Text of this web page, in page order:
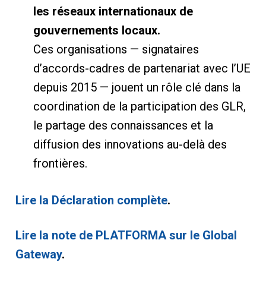
les réseaux internationaux de
gouvernements locaux.
Ces organisations — signataires
d’accords-cadres de partenariat avec l’UE
depuis 2015 — jouent un rôle clé dans la
coordination de la participation des GLR,
le partage des connaissances et la
diffusion des innovations au-delà des
frontières.
Lire la Déclaration complète.
Lire la note de PLATFORMA sur le Global
Gateway.